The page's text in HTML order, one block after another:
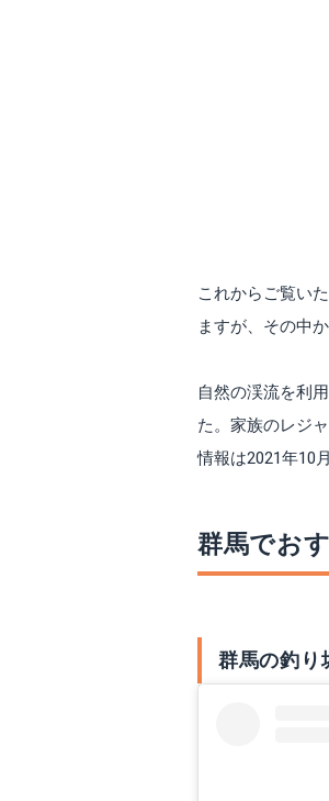
これからご覧い
ますが、その中
自然の渓流を利
た。家族のレジ
情報は2021年10
群馬でお
群馬の釣り